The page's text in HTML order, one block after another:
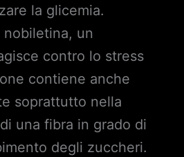
la glicemia.
un
contro lo stress
contiene anche
soprattutto nella
una fibra in grado di
degli zuccheri.